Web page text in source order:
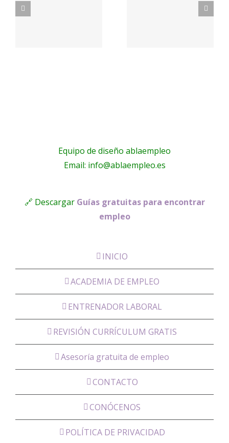
Usuario –
Equipo de diseño ablaempleo
Email: info@ablaempleo.es
🔗 Descargar Guías gratuitas para encontrar
empleo
INICIO
ACADEMIA DE EMPLEO
ENTRENADOR LABORAL
REVISIÓN CURRÍCULUM GRATIS
Asesoría gratuita de empleo
CONTACTO
CONÓCENOS
POLÍTICA DE PRIVACIDAD